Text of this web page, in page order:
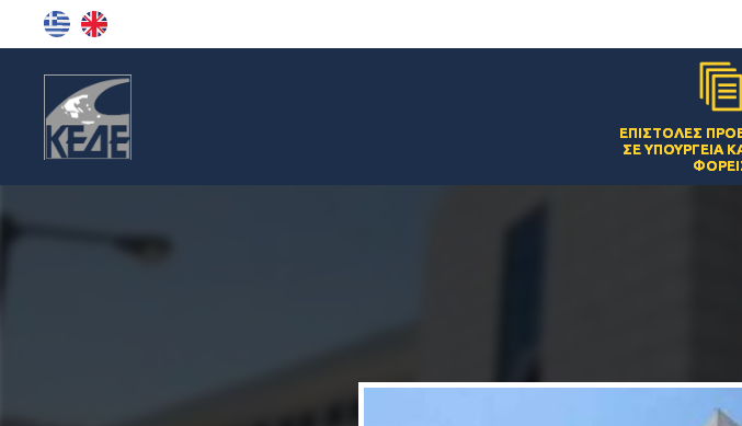
ΕΠΙΣΤΟΛΈΣ
ΣΕ ΥΠΟΥΡΓΕΊΑ